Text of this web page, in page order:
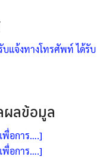
บแจ้งทางโทรศัพท์ ได้รับ
ผลข้อมูล
พื่อการ….]
พื่อการ….]